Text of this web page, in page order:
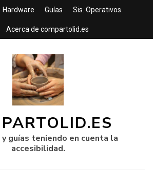
Hardware Guías Sis. Operativos
Acerca de compartolid.es
guías teniendo en cuenta la
accesibilidad.